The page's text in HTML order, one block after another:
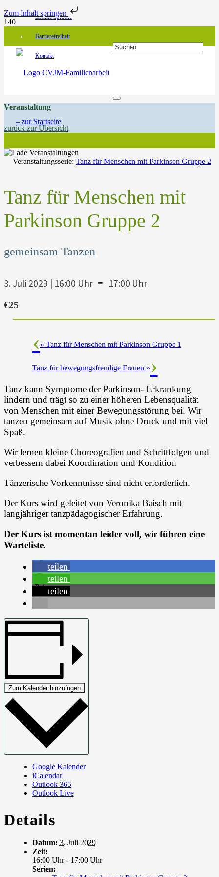
Zum Inhalt springen
Leichte Sprache
Barrierefreiheit
Kontakt
Veranstaltung
zurück zur Übersicht
Veranstaltungsserie: Tanz für Menschen mit Parkinson Gruppe 2
Tanz für Menschen mit
Parkinson Gruppe 2
gemeinsam Tanzen
3. Juli 2029 | 16:00 Uhr - 17:00 Uhr
€25
« Tanz für Menschen mit Parkinson Gruppe 1
Tanz für bewegungsfreudige Frauen »
Tanz kann Symptome der Parkinson- Erkrankung
lindern und trägt so zu einer höheren Lebensqualität
von Menschen mit einer Bewegungsstörung bei. Wir
tanzen gemeinsam auf Musik ohne Druck und mit viel
Spaß.
Wir lernen kleine Choreografien und Schrittfolgen und
verbessern dabei Koordination und Kondition
Tänzerische Vorkenntnisse sind nicht erforderlich.
Der Kurs wird geleitet von Veronika Baisch mit
langjähriger tanzpädagogischer Erfahrung.
Der Kurs ist momentan leider voll, wir führen eine
Warteliste.
teilen
teilen
teilen
Zum Kalender hinzufügen
Google Kalender
iCalendar
Outlook 365
Outlook Live
Details
Datum: 3. Juli 2029
Zeit:
16:00 Uhr - 17:00 Uhr
Serien: